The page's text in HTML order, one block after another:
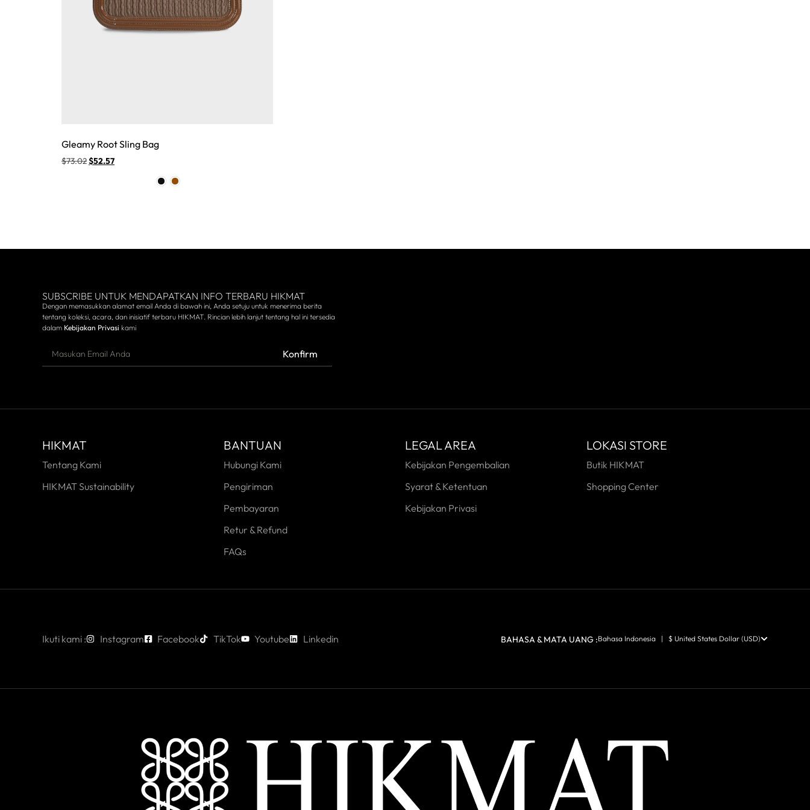
Gleamy Root Sling Bag
$73.02$52.57
SUBSCRIBE UNTUK MENDAPATKAN INFO TERBARU HIKMAT
Dengan memasukkan alamat email Anda di bawah ini, Anda setuju untuk menerima berita
tentang koleksi, acara, dan inisiatif terbaru HIKMAT. Rincian lebih lanjut tentang hal ini tersedia
dalam Kebijakan Privasi kami
Konfirm
HIKMAT
Tentang Kami
HIKMAT Sustainability
BANTUAN
Hubungi Kami
Pengiriman
Pembayaran
Retur & Refund
FAQs
LEGAL AREA
Kebijakan Pengembalian
Syarat & Ketentuan
Kebijakan Privasi
LOKASI STORE
Butik HIKMAT
Shopping Center
Ikuti kami : Instagram Facebook TikTok Youtube Linkedin Bahasa Indonesia | $ United States Dollar (USD)
BAHASA & MATA UANG :